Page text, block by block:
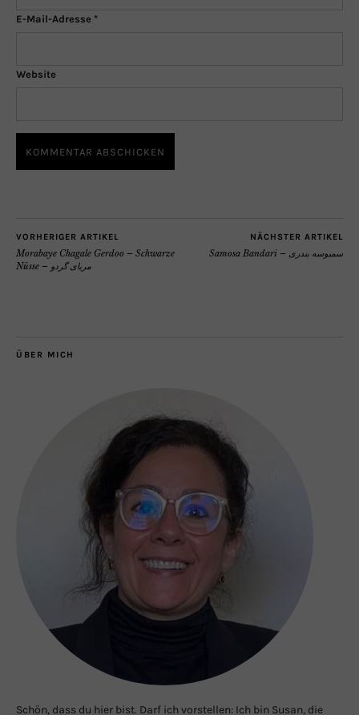
E-Mail-Adresse *
Website
VORHERIGER ARTIKEL
Morabaye Chagale Gerdoo – Schwarze
Nüsse – مربای گردو
NÄCHSTER ARTIKEL
Samosa Bandari – سمبوسه بندری
ÜBER MICH
Schön, dass du hier bist. Darf ich vorstellen: Ich bin Susan, die